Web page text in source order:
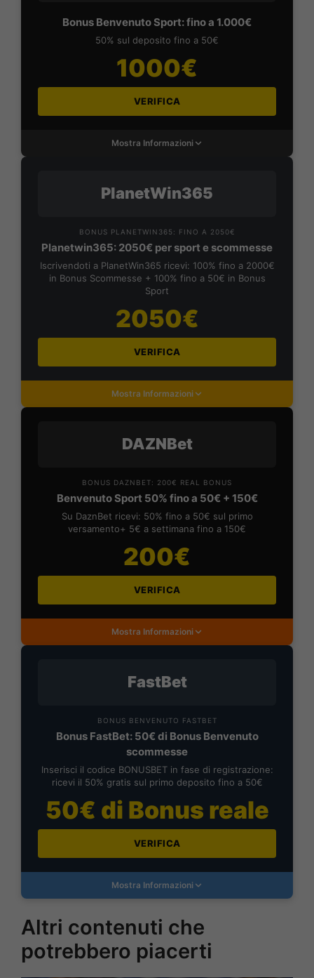
Bonus Benvenuto Sport: fino a 1.000€
50% sul deposito fino a 50€
1000€
VERIFICA
Mostra Informazioni
PlanetWin365
BONUS PLANETWIN365: FINO A 2050€
Planetwin365: 2050€ per sport e scommesse
Iscrivendoti a PlanetWin365 ricevi: 100% fino a 2000€
in Bonus Scommesse + 100% fino a 50€ in Bonus
Sport
2050€
VERIFICA
Mostra Informazioni
DAZNBet
BONUS DAZNBET: 200€ REAL BONUS
Benvenuto Sport 50% fino a 50€ + 150€
Su DaznBet ricevi: 50% fino a 50€ sul primo
versamento+ 5€ a settimana fino a 150€
200€
VERIFICA
Mostra Informazioni
FastBet
BONUS BENVENUTO FASTBET
Bonus FastBet: 50€ di Bonus Benvenuto
scommesse
Inserisci il codice BONUSBET in fase di registrazione:
ricevi il 50% gratis sul primo deposito fino a 50€
50€ di Bonus reale
VERIFICA
Mostra Informazioni
Altri contenuti che
potrebbero piacerti